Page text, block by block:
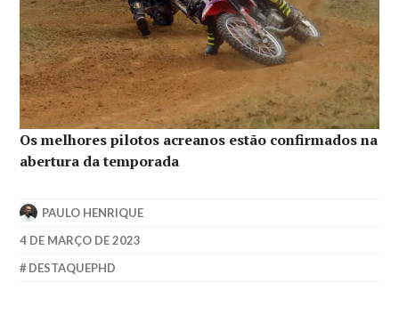
Os melhores pilotos acreanos estão confirmados na
abertura da temporada
PAULO HENRIQUE
4 DE MARÇO DE 2023
DESTAQUEPHD